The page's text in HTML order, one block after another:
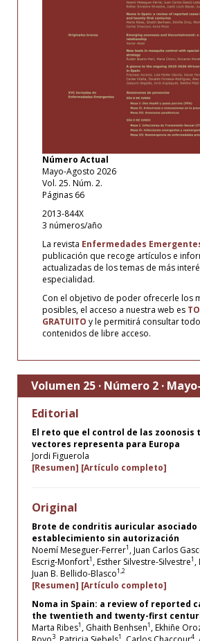
Número Actual
Mayo-Agosto 2026
Vol. 25. Núm. 2.
Páginas 66
2013-844X
3 números/año
La revista Enfermedades
publicación que recoge artículos e
actualizadas de los temas de más
especialidad.
Con el objetivo de poder ofrecerle los
posibles, el acceso a nuestra web es
GRATUITO y le permitirá consultar
contenidos de libre acceso.
Volumen 25 · Número 2 ·
Editorial
El reto que el control de las
vectores representa para Europa
Jordi Figuerola
[Resumen] [Artículo completo]
Original
Brote de condritis auricular asociado
establecimiento sin autorización
Noemí Meseguer-Ferrer1 , Juan Carlos
Escrig-Monfort1 , Esther Silvestre-Silvestre1 ,
Juan B. Bellido-Blasco1,2
[Resumen] [Artículo completo]
Noma in Spain: a review of reported
the twentieth and twenty-first
Marta Ribes1 , Ghaith Benhsen1 , Ekhiñe
3 1 4